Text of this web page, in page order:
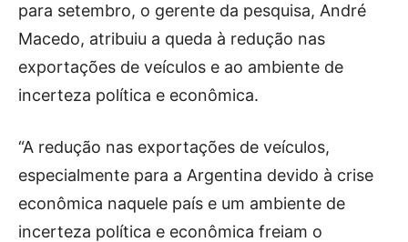
para setembro, o gerente da pesquisa, André
Macedo, atribuiu a queda à redução nas
exportações de veículos e ao ambiente de
incerteza política e econômica.
“A redução nas exportações de veículos,
especialmente para a Argentina devido à crise
econômica naquele país e um ambiente de
incerteza política e econômica freiam o